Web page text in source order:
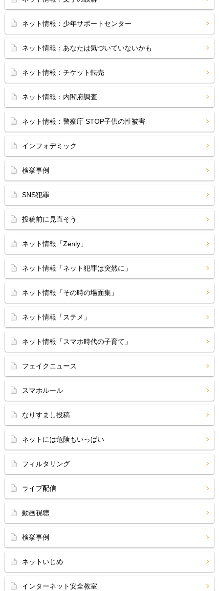
ネット情報：少年サポートセンター
ネット情報：あなたは気づいていないかも
ネット情報：チケット転売
ネット情報：内閣府調査
ネット情報：警察庁 STOP子供の性被害
インフォデミック
検挙事例
SNS犯罪
投稿前に見直そう
ネット情報「Zenly」
ネット情報「ネット犯罪は突然に」
ネット情報「その時の場面集」
ネット情報「ステメ」
ネット情報「スマホ時代の子育て」
フェイクニュース
スマホルール
なりすまし投稿
ネットには危険もいっぱい
フィルタリング
ライブ配信
動画視聴
検挙事例
ネットいじめ
インターネット安全教室